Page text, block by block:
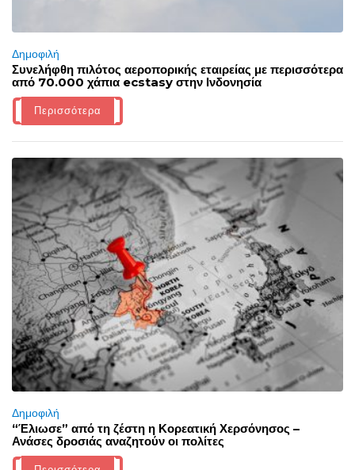
Δημοφιλή
Συνελήφθη πιλότος αεροπορικής εταιρείας με περισσότερα
από 70.000 χάπια ecstasy στην Ινδονησία
Περισσότερα
Δημοφιλή
“Έλιωσε” από τη ζέστη η Κορεατική Χερσόνησος –
Ανάσες δροσιάς αναζητούν οι πολίτες